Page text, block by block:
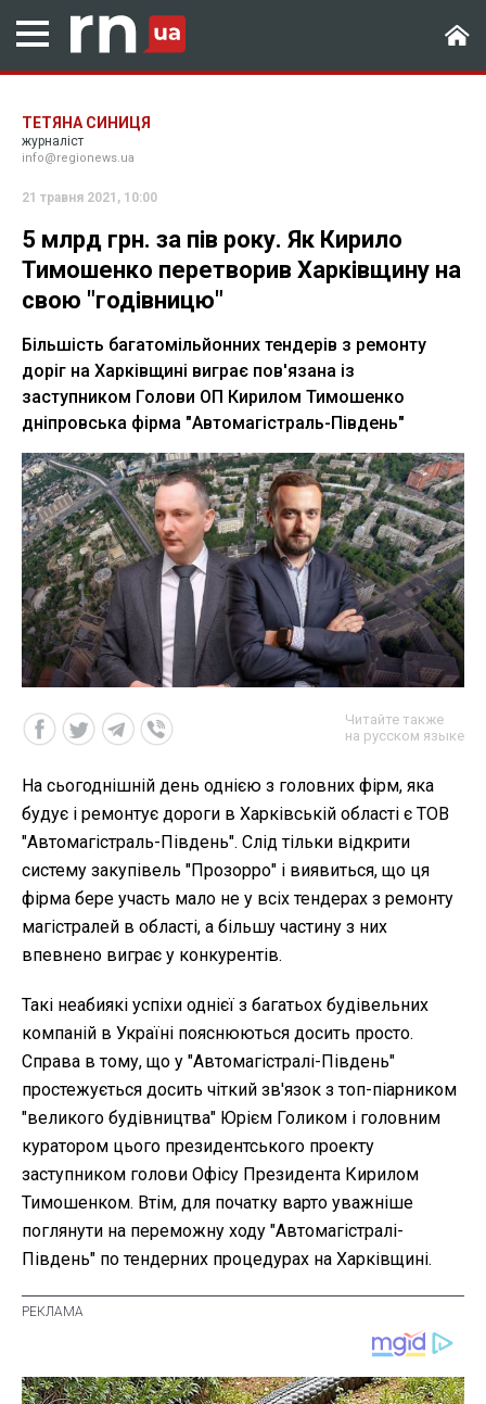
ТЕТЯНА СИНИЦЯ
журналіст
info@regionews.ua
21 травня 2021, 10:00
5 млрд грн. за пів року. Як Кирило
Тимошенко перетворив Харківщину на
свою "годівницю"
Більшість багатомільйонних тендерів з ремонту
доріг на Харківщині виграє пов'язана із
заступником Голови ОП Кирилом Тимошенко
дніпровська фірма "Автомагістраль-Південь"
Читайте также
на русском языке
На сьогоднішній день однією з головних фірм, яка
будує і ремонтує дороги в Харківській області є ТОВ
"Автомагістраль-Південь". Слід тільки відкрити
систему закупівель "Прозорро" і виявиться, що ця
фірма бере участь мало не у всіх тендерах з ремонту
магістралей в області, а більшу частину з них
впевнено виграє у конкурентів.
Такі неабиякі успіхи однієї з багатьох будівельних
компаній в Україні пояснюються досить просто.
Справа в тому, що у "Автомагістралі-Південь"
простежується досить чіткий зв'язок з топ-піарником
"великого будівництва" Юрієм Голиком і головним
куратором цього президентського проекту
заступником голови Офісу Президента Кирилом
Тимошенком. Втім, для початку варто уважніше
поглянути на переможну ходу "Автомагістралі-
Південь" по тендерних процедурах на Харківщині.